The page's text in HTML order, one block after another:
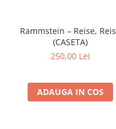
Rammstein – Reise,
(CASETA)
250,00 Lei
ADAUGA IN COS